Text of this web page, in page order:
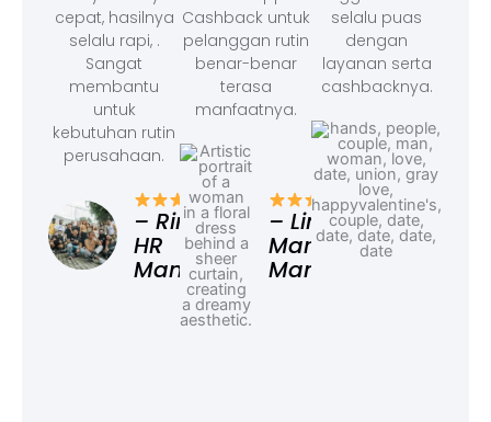
cepat, hasilnya
selalu rapi, .
Sangat
membantu
untuk
kebutuhan rutin
perusahaan.
– Rina,
HR
Manager
Cashback untuk
pelanggan rutin
benar-benar
terasa
manfaatnya.
– Linda,
Marketing
Manager
selalu puas
dengan
layanan serta
cashbacknya.